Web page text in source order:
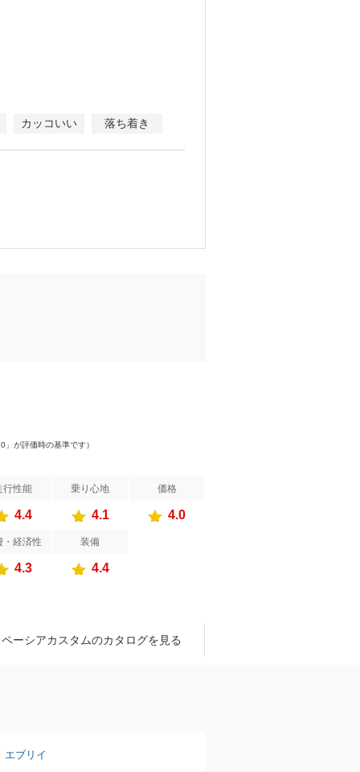
カッコいい 落ち着き
」が評価時の基準です）
行性能 乗り心地 価格
4.4 4.1 4.0
・経済性 装備
4.3 4.4
ペーシアカスタムのカタログを見る
エブリイ